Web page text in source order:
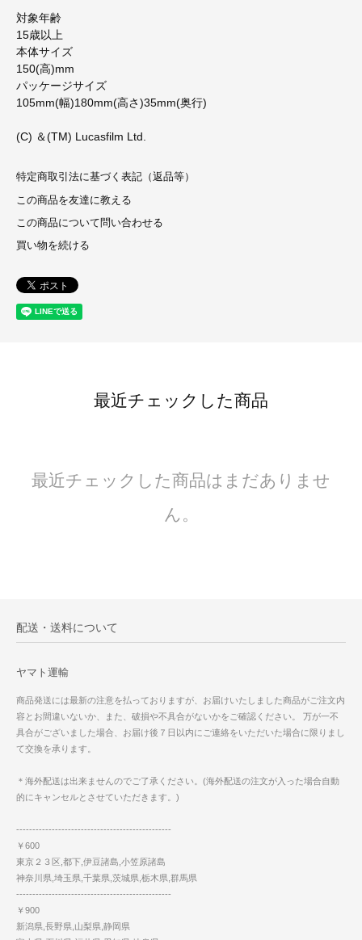
対象年齢
15歳以上
本体サイズ
150(高)mm
パッケージサイズ
105mm(幅)180mm(高さ)35mm(奥行)
(C) ＆(TM) Lucasfilm Ltd.
特定商取引法に基づく表記（返品等）
この商品を友達に教える
この商品について問い合わせる
買い物を続ける
最近チェックした商品
最近チェックした商品はまだありませ
ん。
配送・送料について
ヤマト運輸
商品発送には最新の注意を払っておりますが、お届けいたしました商品がご注文内
容とお間違いないか、また、破損や不具合がないかをご確認ください。 万が一不
具合がございました場合、お届け後７日以内にご連絡をいただいた場合に限りまし
て交換を承ります。
＊海外配送は出来ませんのでご了承ください。(海外配送の注文が入った場合自動
的にキャンセルとさせていただきます。)
------------------------------------------------
￥600
東京２３区,都下,伊豆諸島,小笠原諸島
神奈川県,埼玉県,千葉県,茨城県,栃木県,群馬県
------------------------------------------------
￥900
新潟県,長野県,山梨県,静岡県